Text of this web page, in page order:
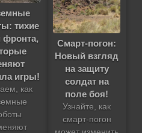
тихие
фронта,
игры!
как
Смарт-погон:
Новый взгляд
на защиту
солдат на
поле боя!
Узнайте, как
смарт-погон